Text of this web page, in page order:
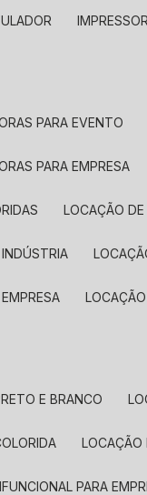
PARA EVENTO
PARA EMPRESA
LOCAÇÃO
E BRANCO
PARA